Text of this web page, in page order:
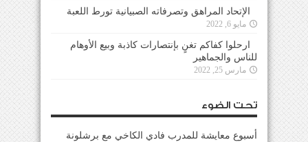
الإتحاد المراهق وتصرفاته الصبيانية تورط اللعبة
مايو 6, 2022
ارحلوا كفاكم تغنٍ بإنتصارات كاذبة وبيع الأوهام
للناس والجماهير
مارس 25, 2022
تحت الضوء
أسبوع معايشة للمدرب فادي الكاخي مع برشلونة